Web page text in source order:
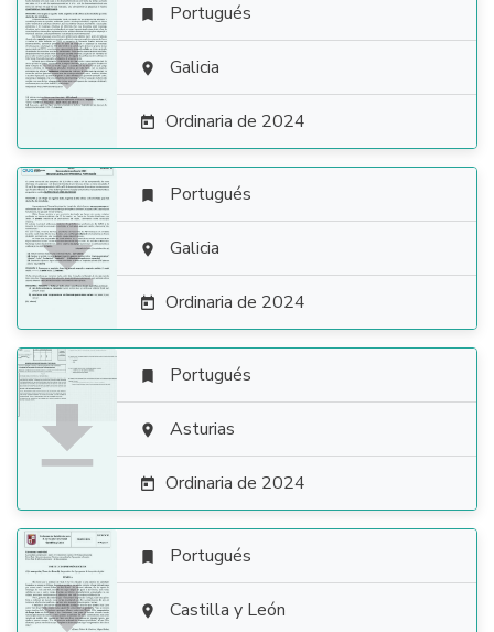

 Portugués
 Galicia
 Ordinaria de 2024

 Portugués
 Galicia
 Ordinaria de 2024

 Portugués
 Asturias
 Ordinaria de 2024
 Portugués
 Castilla y León